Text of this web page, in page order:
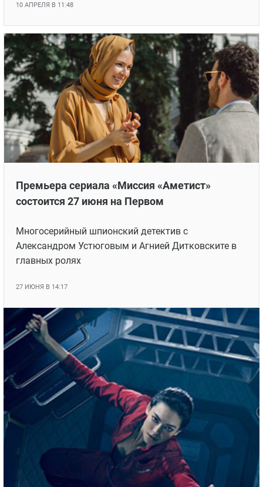
10 АПРЕЛЯ В 11:48
Премьера сериала «Миссия «Аметист»
состоится 27 июня на Первом
Многосерийный шпионский детектив с
Александром Устюговым и Агнией Дитковските в
главных ролях
27 ИЮНЯ В 14:17